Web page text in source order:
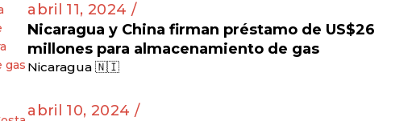
abril 11, 2024 /
Nicaragua y China firman préstamo de US$26
millones para almacenamiento de gas
Nicaragua 🇳🇮
abril 10, 2024 /